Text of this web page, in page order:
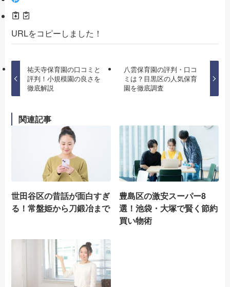
URLをコピーしました！
祐天寺保育園の口コミと
評判！小規模園の良さを
徹底解説
八雲保育園の評判・口コ
ミは？目黒区の人気保育
園を徹底調査
関連記事
世田谷区の昔話が面白すぎ
る！常盤姫から刀鍛冶まで
豊島区の激安スーパー8
選！池袋・大塚で賢く節約
買い物術